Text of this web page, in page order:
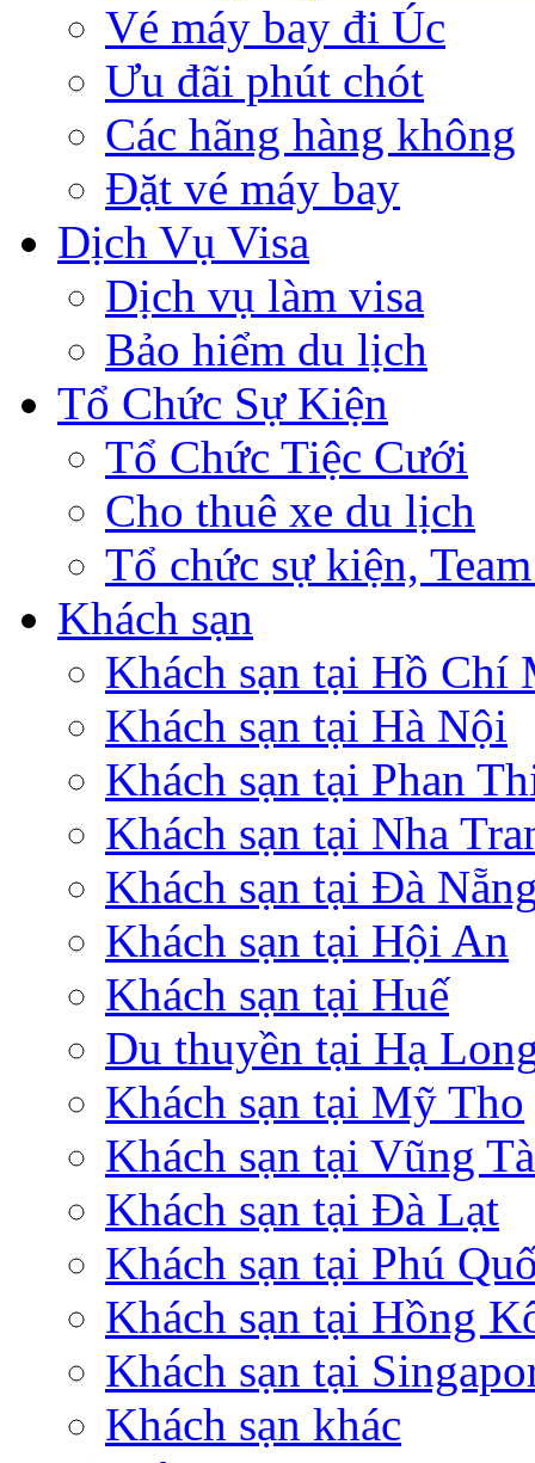
Vé máy bay đi Úc
Ưu đãi phút chót
Các hãng hàng không
Đặt vé máy bay
Dịch Vụ Visa
Dịch vụ làm visa
Bảo hiểm du lịch
Tổ Chức Sự Kiện
Tổ Chức Tiệc Cưới
Cho thuê xe du lịch
Tổ chức sự kiện,
Khách sạn
Khách sạn tại Hồ Chí
Khách sạn tại Hà Nội
Khách sạn tại Phan
Khách sạn tại Nha
Khách sạn tại Đà
Khách sạn tại Hội An
Khách sạn tại Huế
Du thuyền tại Hạ
Khách sạn tại Mỹ Tho
Khách sạn tại Vũng
Khách sạn tại Đà Lạt
Khách sạn tại Phú
Khách sạn tại Hồng
Khách sạn tại
Khách sạn khác